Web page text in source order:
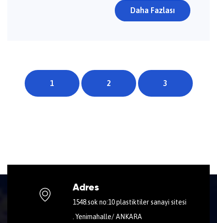
Daha Fazlası
1 2 3
Adres
1548.sok no:10 plastiktiler sanayi sitesi
. Yenimahalle/ ANKARA